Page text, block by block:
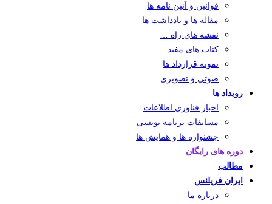
قوانین و آئین نامه ها
مقاله ها و یادداشت ها
نقشه های راه …
کتاب های مفید
نمونه قرارداد ها
صوتی و تصویری
رویداد ها
اخبار فناوری اطلاعات
مسابقات برنامه نویسی
جشنواره ها و همایش ها
دوره های رایگان
مطالب
ایران فریلنس
درباره ما